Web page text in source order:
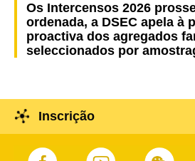
Os Intercensos 2026
ordenada, a DSEC apela à
proactiva dos agregados
seleccionados por
Inscrição